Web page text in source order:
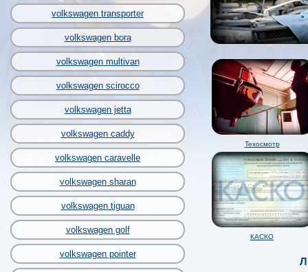
volkswagen transporter
volkswagen bora
volkswagen multivan
volkswagen scirocco
volkswagen jetta
volkswagen caddy
volkswagen caravelle
volkswagen sharan
volkswagen tiguan
volkswagen golf
volkswagen pointer
Техосмотр
КАСКО